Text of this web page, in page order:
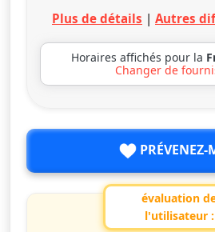
Plus de détails | Autres
Horaires affichés pour la
Changer de
PRÉVENEZ-
évaluation
l'utilisateur :